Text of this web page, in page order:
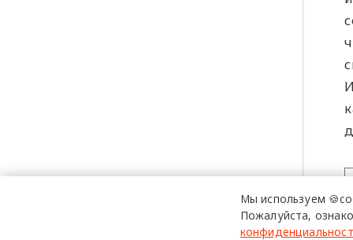
Мы используем
Пожалуйста,